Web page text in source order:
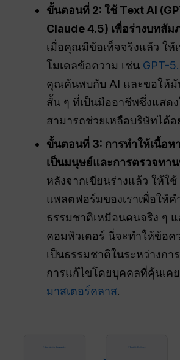
ขั้นตอนที่ 2: ใช้ Text AI
Claude 4.5) เพื่อร่างบทสั
เมื่อคุณมีข้อเท็จจริงแล้ว ให้
โมเดลข้อความ เช่น GPT-
คุณค้นพบกับ AI และขอให้มั
สั้น ๆ ที่เป็นมืออาชีพซึ่งแสด
สามารถช่วยเหลือบริษัทได้อ
ขั้นตอนที่ 3: การทำให้เนื้อ
เป็นมนุษย์และการตรวจทา
หลังจากเขียนร่างแล้ว ให้ใ
แพลตฟอร์มของเราเพื่อให้
ธรรมชาติเหมือนคนจริง ๆ
คอมพิวเตอร์ นี่จะทำให้ข้อ
เป็นธรรมชาติในระหว่างกา
การแก้ไขโดยบุคคลที่คุ้นเคย
มาสเตอร์คลาส.